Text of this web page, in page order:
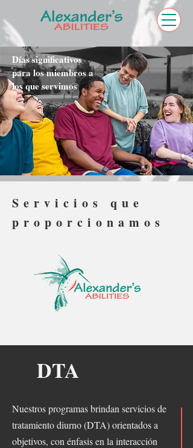
Días significativos
para los miembros a
los que servimos
Servicios que
proporcionamos
DTA
Nuestros programas brindan servicios de
tratamiento diurno (DTA) orientados a
objetivos, con énfasis en la interacción